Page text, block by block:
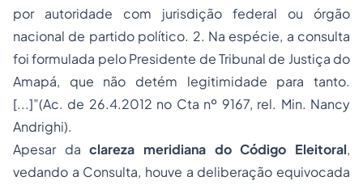
por autoridade com jurisdição federal ou órgão
nacional de partido político. 2. Na espécie, a consulta
foi formulada pelo Presidente de Tribunal de Justiça do
Amapá, que não detém legitimidade para tanto.
[...]”(Ac. de 26.4.2012 no Cta nº 9167, rel. Min. Nancy
Andrighi).
Apesar daclareza meridiana do Código Eleitoral,
vedando a Consulta, houve a deliberação equivocada